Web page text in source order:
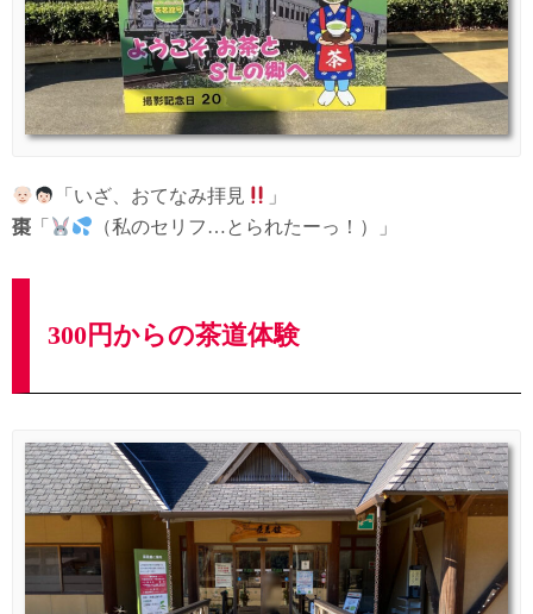
「いざ、おてなみ拝見
」
棗 「 （私のセリフ…とられたーっ！）」
300円からの茶道体験